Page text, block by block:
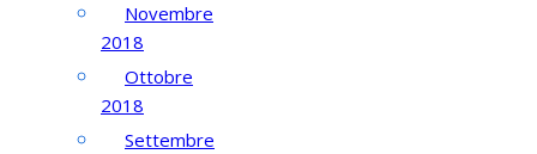
Novembre
2018
Ottobre
2018
Settembre